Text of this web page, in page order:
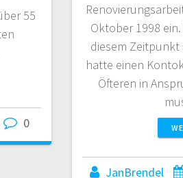
55
0
Oktober 1998
diesem
hatte einen
Öfteren in
JanBrendel